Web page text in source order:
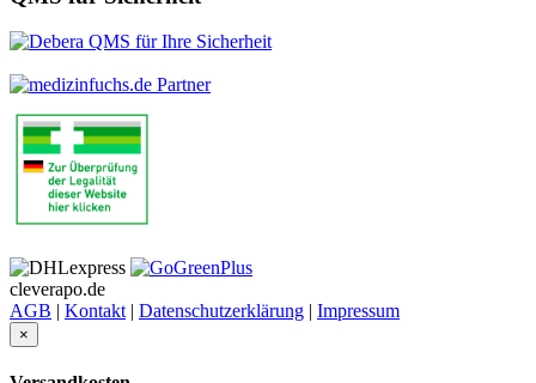
cleverapo.de
AGB | Kontakt | Datenschutzerklärung | Impressum
×